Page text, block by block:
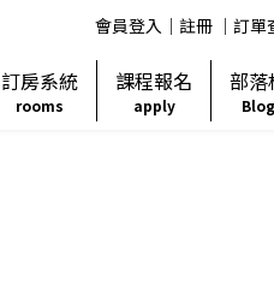
會員登入 │ 註冊 │ 訂單
訂房系統
rooms
課程報名
apply
部落
Blog